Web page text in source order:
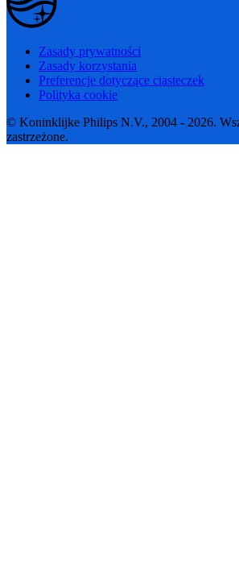
Zasady prywatności
Zasady korzystania
Preferencje dotyczące ciasteczek
Polityka cookie
© Koninklijke Philips N.V., 2004 - 2026.
zastrzeżone.